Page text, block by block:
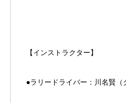
【インストラクター】
●ラリードライバー：川名賢（